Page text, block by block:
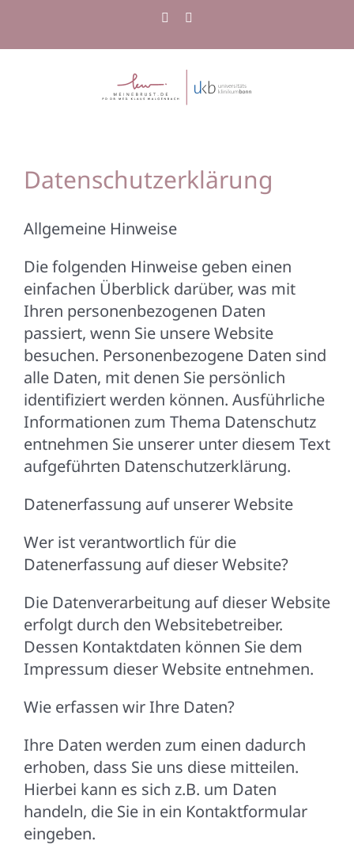
springen
Instagram
Datenschutzerklärung
Allgemeine Hinweise
Die folgenden Hinweise geben einen
einfachen Überblick darüber, was mit
Ihren personenbezogenen Daten
passiert, wenn Sie unsere Website
besuchen. Personenbezogene Daten sind
alle Daten, mit denen Sie persönlich
identifiziert werden können. Ausführliche
Informationen zum Thema Datenschutz
entnehmen Sie unserer unter diesem Text
aufgeführten Datenschutzerklärung.
Datenerfassung auf unserer Website
Wer ist verantwortlich für die
Datenerfassung auf dieser Website?
Die Datenverarbeitung auf dieser Website
erfolgt durch den Websitebetreiber.
Dessen Kontaktdaten können Sie dem
Impressum dieser Website entnehmen.
Wie erfassen wir Ihre Daten?
Ihre Daten werden zum einen dadurch
erhoben, dass Sie uns diese mitteilen.
Hierbei kann es sich z.B. um Daten
handeln, die Sie in ein Kontaktformular
eingeben.